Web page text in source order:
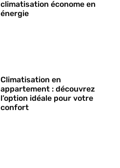
climatisation économe en
énergie
Climatisation en
appartement : découvrez
l’option idéale pour votre
confort